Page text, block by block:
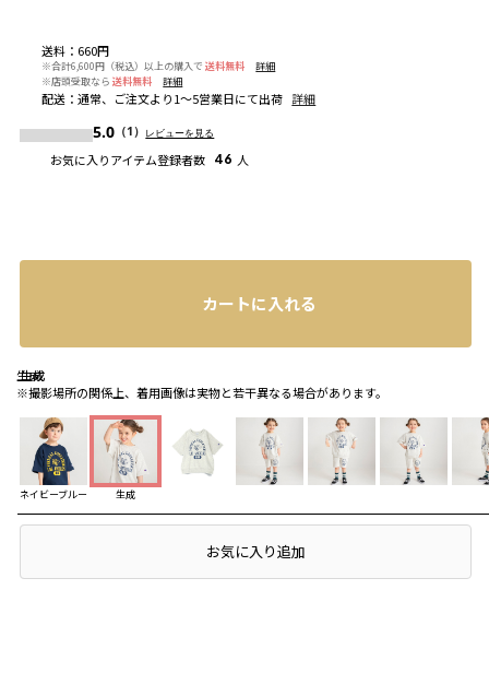
生成
※撮影場所の関係上、着用画像は実物と若干異なる場合があります。
生成
生成
ネイビーブルー 生成
送料 ： 660円
※合計6,600円（税込）以上の購入で 送料無料
詳細
※店頭受取なら 送料無料 詳細
配送 ：通常、ご注文より1～5営業日にて出荷 詳細
5.0 （1） レビューを見る
お気に入りアイテム登録者数 46 人
カートに入れる
店頭在庫を確認するお気に入り追加